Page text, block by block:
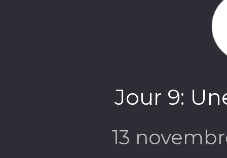
Jour 9:
13